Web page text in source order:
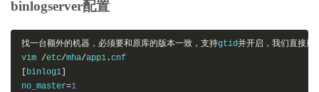
binlogserver配置
找一台额外的机器，必须要和原库的版本一致，支持gtid并开启，我们直接用
vim /etc/mha/app1 .
binlog1
no_master=1